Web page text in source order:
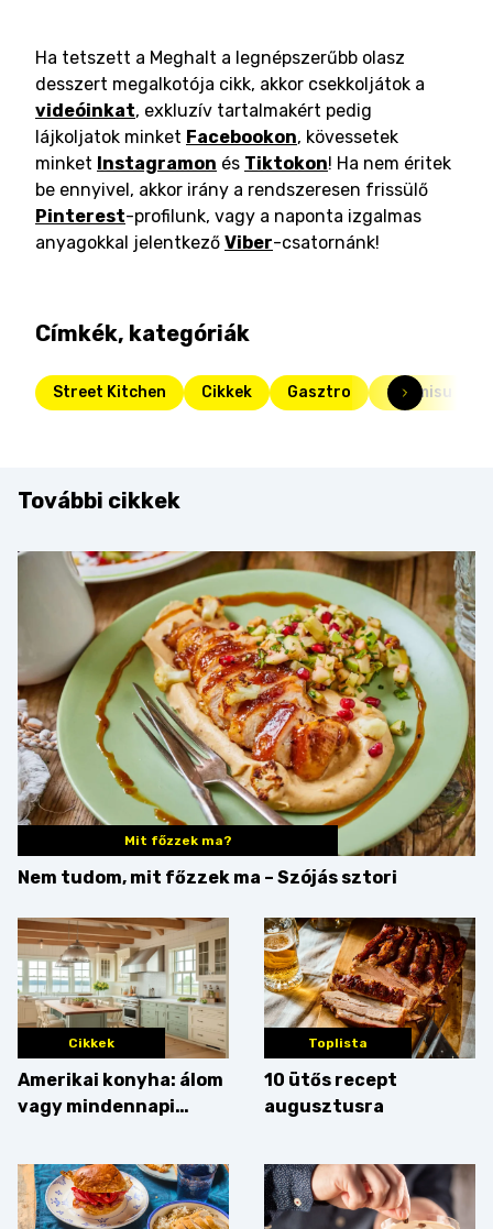
Ha tetszett a Meghalt a legnépszerűbb olasz
desszert megalkotója cikk, akkor csekkoljátok a
videóinkat, exkluzív tartalmakért pedig
lájkoljatok minket Facebookon, kövessetek
minket Instagramon és Tiktokon! Ha nem éritek
be ennyivel, akkor irány a rendszeresen frissülő
Pinterest-profilunk, vagy a naponta izgalmas
anyagokkal jelentkező Viber-csatornánk!
Címkék, kategóriák
Street Kitchen Cikkek Gasztro tiramisu
További cikkek
Mit főzzek ma?
Nem tudom, mit főzzek ma – Szójás sztori
Cikkek
Amerikai konyha: álom
vagy mindennapi
az érveket
Toplista
10 ütős recept
augusztusra